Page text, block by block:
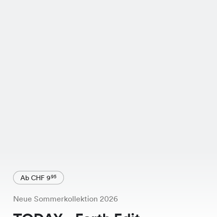
Ab CHF 995
Neue Sommerkollektion 2026